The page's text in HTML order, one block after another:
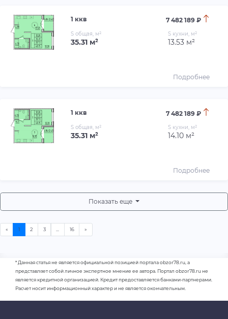
1 ккв 7 482 189 ₽
S общая, м²
35.31 м²
S кухни, м²
13.53 м²
Подробнее
1 ккв 7 482 189 ₽
S общая, м²
35.31 м²
S кухни, м²
14.10 м²
Подробнее
Показать еще
* Данная статья не является официальной позицией портала obzor78.ru, а
представляет собой личное экспертное мнение ее автора. Портал obzor78.ru не
является кредитной организацией. Кредит предоставляется банками-партнерами.
Расчет носит информационный характер и не является окончательным.